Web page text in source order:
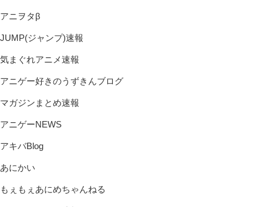
アニヲタβ
JUMP(ジャンプ)速報
気まぐれアニメ速報
アニゲー好きのうずきんブログ
マガジンまとめ速報
アニゲーNEWS
アキバBlog
あにかい
もぇもぇあにめちゃんねる